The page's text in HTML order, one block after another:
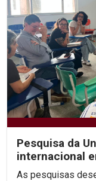
Pesquisa da
internacional
México
As pesquisas